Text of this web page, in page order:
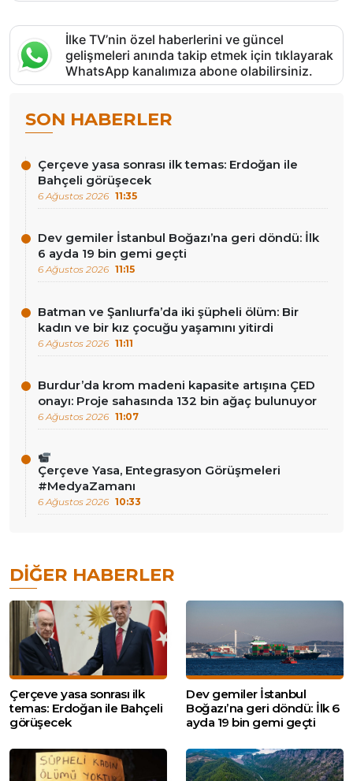
İlke TV’nin özel haberlerini ve güncel
gelişmeleri anında takip etmek için tıklayarak
WhatsApp kanalımıza abone olabilirsiniz.
SON HABERLER
Çerçeve yasa sonrası ilk temas: Erdoğan ile
Bahçeli görüşecek
6 Ağustos 2026 11:35
Dev gemiler İstanbul Boğazı’na geri döndü: İlk
6 ayda 19 bin gemi geçti
6 Ağustos 2026 11:15
Batman ve Şanlıurfa’da iki şüpheli ölüm: Bir
kadın ve bir kız çocuğu yaşamını yitirdi
6 Ağustos 2026 11:11
Burdur’da krom madeni kapasite artışına ÇED
onayı: Proje sahasında 132 bin ağaç bulunuyor
6 Ağustos 2026 11:07
Çerçeve Yasa, Entegrasyon Görüşmeleri
#MedyaZamanı
6 Ağustos 2026 10:33
DIĞER HABERLER
Çerçeve yasa sonrası ilk
temas: Erdoğan ile Bahçeli
görüşecek
Dev gemiler İstanbul
Boğazı’na geri döndü: İlk 6
ayda 19 bin gemi geçti